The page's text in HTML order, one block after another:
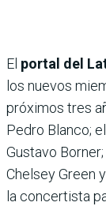
El portal del
los nuevos
próximos tres
Pedro Blanco;
Gustavo
Chelsey Green
la concertista